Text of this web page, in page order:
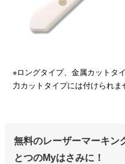
※ロングタイプ、金属カットタ
力カットタイプには付けられま
無料のレーザーマーキン
とつのMyはさみに！